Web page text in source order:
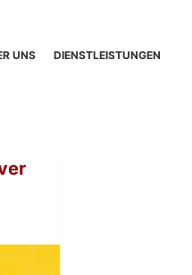
UNS DIENSTLEISTUNGEN